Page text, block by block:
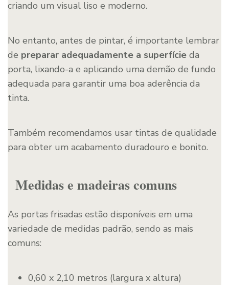
criando um visual liso e moderno.
No entanto, antes de pintar, é importante lembrar
de preparar adequadamente a superfície da
porta, lixando-a e aplicando uma demão de fundo
adequada para garantir uma boa aderência da
tinta.
Também recomendamos usar tintas de qualidade
para obter um acabamento duradouro e bonito.
Medidas e madeiras comuns
As portas frisadas estão disponíveis em uma
variedade de medidas padrão, sendo as mais
comuns:
0,60 x 2,10 metros (largura x altura)